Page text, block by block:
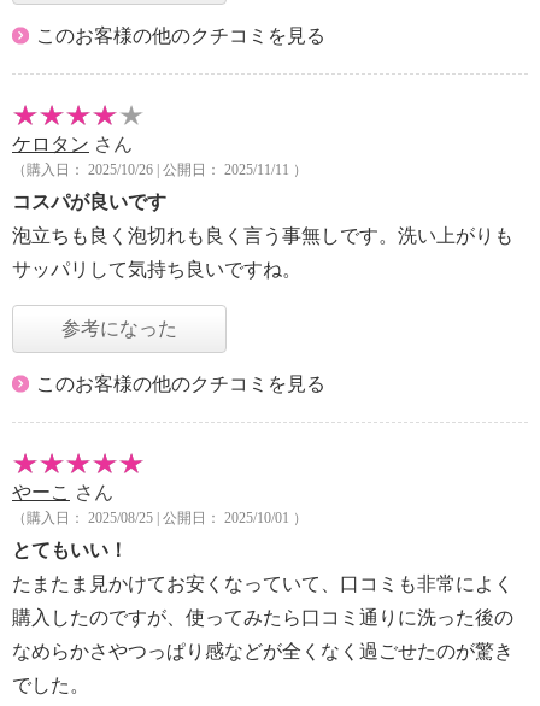
このお客様の他のクチコミを見る
ケロタン さん
（購入日： 2025/10/26 | 公開日： 2025/11/11 ）
コスパが良いです
泡立ちも良く泡切れも良く言う事無しです。洗い上がりも
サッパリして気持ち良いですね。
参考になった
このお客様の他のクチコミを見る
やーこ さん
（購入日： 2025/08/25 | 公開日： 2025/10/01 ）
とてもいい！
たまたま見かけてお安くなっていて、口コミも非常によく
購入したのですが、使ってみたら口コミ通りに洗った後の
なめらかさやつっぱり感などが全くなく過ごせたのが驚き
でした。